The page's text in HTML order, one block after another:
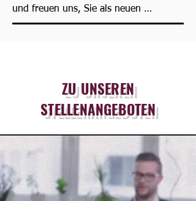
unserem Kunden haben.
und freuen uns, Sie als neuen
Mitarbeiter begrüßen zu dürfen!
ZU UNSEREN
STELLENANGEBOTEN